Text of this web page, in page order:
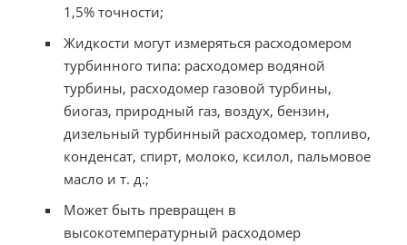
1,5% точности;
Жидкости могут измеряться расходомером
турбинного типа: расходомер водяной
турбины, расходомер газовой турбины,
биогаз, природный газ, воздух, бензин,
дизельный турбинный расходомер, топливо,
конденсат, спирт, молоко, ксилол, пальмовое
масло и т. д.;
Может быть превращен в
высокотемпературный расходомер